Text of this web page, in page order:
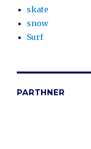
skate
snow
Surf
PARTHNER